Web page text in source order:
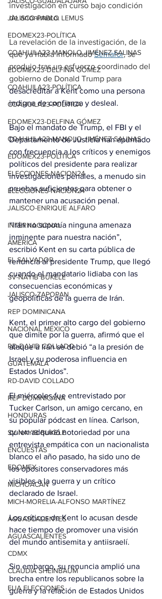
JALISCO-PABLO LEMUS
EDOMEX23-POLÍTICA
COAHUILA23-MANOLO JIMÉNEZ SALINAS
EDOMEX23-DELFINA GÓMEZ
COAHUILA23-POLÍTICA
COAHUILA23-POLÍTICA
EDOMEX23-DELFINA GÓMEZ
COAHUILA23-MANOLO JIMÉNEZ SALINAS
EDOMEX23-POLÍTICA
ELECCIONES-NACION24
ELECCIONES-NACION24
JALISCO-ENRIQUE ALFARO
INTERNACIONAL
AMÉRICA
EL SALVADOR
SV-NAYIB BUKELE
JALISCO-ZAPOPAN
REP DOMINICANA
NACIONAL MÉXICO
RD-DAVID COLLADO
GUATEMALA
RD-DAVID COLLADO
REP DOMINICANA
HONDURAS
SV-NAYIB BUKELE
ENCUESTAS
EDOMEX
MICHOACÁN
MICH-MORELIA-ALFONSO MARTÍNEZ
AGUASCALIENTES
AGUASCALIENTES
CDMX
CLAUDIA SHEINBAUM
EUA ELECCIONES
investigación en curso bajo condición
de anonimato.
La revelación de la investigación, de la
que ya había informado Semafor, se
produjo tras un esfuerzo coordinado del
gobierno de Donald Trump para
desacreditar a Kent como una persona
indigna de confianza y desleal.
Bajo el mandato de Trump, el FBI y el
Departamento de Justicia han apuntado
con frecuencia a los críticos y enemigos
políticos del presidente para realizar
investigaciones penales, a menudo sin
pruebas suficientes para obtener o
mantener una acusación penal.
“Irán no suponía ninguna amenaza
inminente para nuestra nación”,
escribió Kent en su carta pública de
renuncia al presidente Trump, que llegó
cuando el mandatario lidiaba con las
consecuencias económicas y
geopolíticas de la guerra de Irán.
Kent, el primer alto cargo del gobierno
que dimite por la guerra, afirmó que el
ataque a Irán se debió “a la presión de
Israel y su poderosa influencia en
Estados Unidos”.
El miércoles fue entrevistado por
Tucker Carlson, un amigo cercano, en
su popular pódcast en línea. Carlson,
quien adquirió notoriedad por una
entrevista empática con un nacionalista
blanco el año pasado, ha sido uno de
los opositores conservadores más
visibles a la guerra y un crítico
declarado de Israel.
Los críticos de Kent lo acusan desde
hace tiempo de promover una visión
del mundo antisemita y antiisraelí.
Sin embargo, su renuncia amplió una
brecha entre los republicanos sobre la
guerra y la relación de Estados Unidos